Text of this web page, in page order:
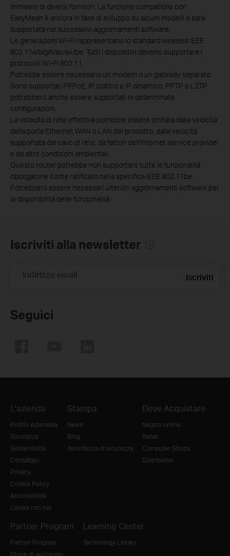
firmware di diversi fornitori. La funzione compatibile con
EasyMesh è ancora in fase di sviluppo su alcuni modelli e sarà
supportata nei successivi aggiornamenti software.
Le generazioni Wi-Fi rappresentano lo standard wireless IEEE
802.11a/b/g/n/ac/ax/be. Tutti i dispositivi devono supportare i
protocolli Wi-Fi 802.11.
Potrebbe essere necessario un modem o un gateway separato.
Sono supportati PPPoE, IP statico e IP dinamico. PPTP e L2TP
potrebbero anche essere supportati in determinate
configurazioni.
La velocità di rete effettiva potrebbe essere limitata dalla velocità
della porta Ethernet WAN o LAN del prodotto, dalla velocità
supportata dal cavo di rete, da fattori dell'internet service provider
e da altre condizioni ambientali.
Questo router potrebbe non supportare tutte le funzionalità
obbligatorie come ratificato nella specifica IEEE 802.11be.
Potrebbero essere necessari ulteriori aggiornamenti software per
la disponibilità delle funzionalità.
Iscriviti alla newsletter
Indirizzo email Iscriviti
Seguici
L'azienda
Profilo Aziendale
Sicurezza
Sostenibilità
Contattaci
Privacy
Cookie Policy
Accessibilità
Lavora con noi
Stampa
News
Blog
Avvertenza di sicurezza
Dove Acquistare
Negozi online
Retail
Computer Shops
Distributori
Partner Program
Partner Program
Storie di successo
Learning Center
Technology Library